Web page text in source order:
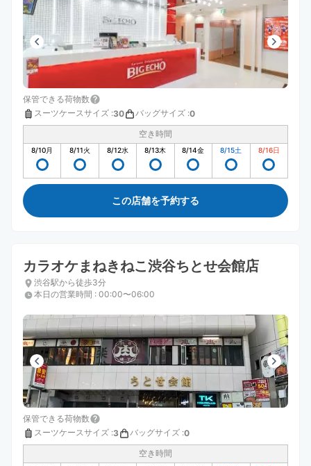
保管できる荷物数
スーツケースサイズ :30 バッグサイズ :0
空き時間
8/10月 8/11火 8/12水 8/13木 8/14金 8/15土 8/16日
この店舗を予約する
カラオケまねきねこ渋谷ちとせ会館店
渋谷駅から徒歩3分
本日の営業時間 : 00:00〜06:00
保管できる荷物数
スーツケースサイズ :3 バッグサイズ :0
空き時間